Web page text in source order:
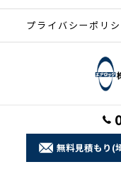
無料見積もり(
プライバシーポリ
© 2026 埼玉県加須市の